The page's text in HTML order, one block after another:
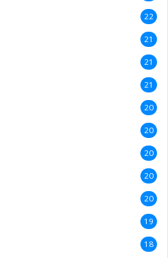
22
21
21
21
20
20
20
20
20
19
18